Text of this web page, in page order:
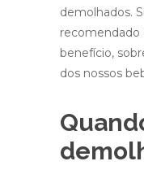
demolhados.
recomendado
benefício,
dos nossos